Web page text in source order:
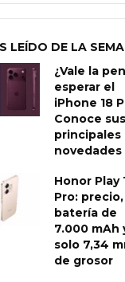
LEÍDO DE LA
¿Vale la
esperar el
iPhone 18
Conoce
principales
novedades
Honor Play
Pro: precio,
batería de
7.000 mAh
solo 7,34
de grosor